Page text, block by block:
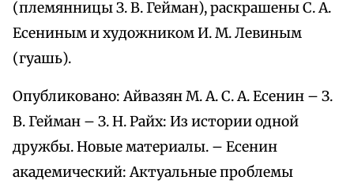
(племянницы З. В. Гейман), раскрашены С. А.
Есениным и художником И. М. Левиным
(гуашь).
Опубликовано: Айвазян М. А. С. А. Есенин – З.
В. Гейман – З. Н. Райх: Из истории одной
дружбы. Новые материалы. – Есенин
академический: Актуальные проблемы